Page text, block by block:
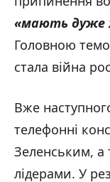
«мають дуже
Головною
стала війна
Вже
телефонні
Зеленським, а
лідерами. У